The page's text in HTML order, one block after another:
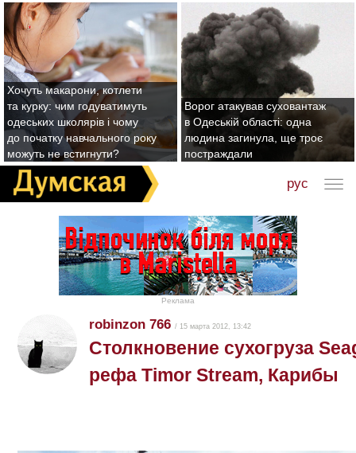
Хочуть макарони, котлети
та курку: чим годуватимуть
одеських школярів і чому
до початку навчального року
можуть не встигнути?
Ворог атакував суховантаж
в Одеській області: одна
людина загинула, ще троє
постраждали
рус
Реклама
robinzon 766 / 15 марта 2012, 13:42
Столкновение сухогруза
рефа Timor Stream, Карибы